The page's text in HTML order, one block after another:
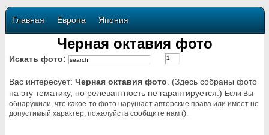
Главная Европа Япония
Черная октавия фото
Искать фото:
Вас интересует: Черная октавия фото . (Здесь собраны фото
на эту тематику, но релевантность не гарантируется.) Если Вы
обнаружили, что какое-то фото нарушает авторские права или имеет не
допустимый характер, пожалуйста сообщите нам ().